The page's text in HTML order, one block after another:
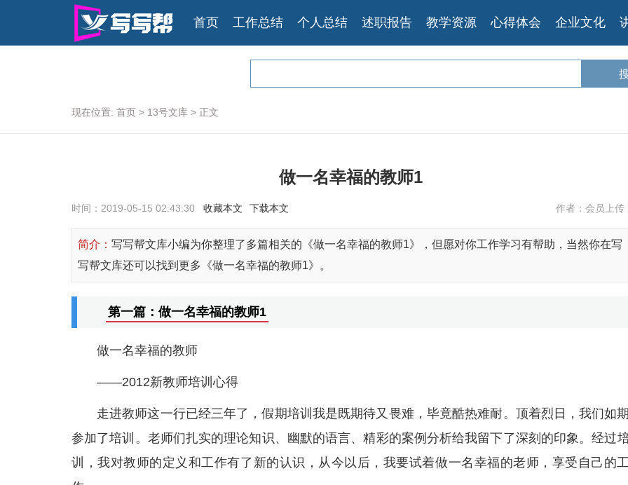
首页 工作总结 个人总结 述职报告 教学资源 心得体会 企业文化
现在位置: 首页 > 13号文库 > 正文
做一名幸福的教师1
时间：2019-05-15 02:43:30 收藏本文 下载本文 作者：会员上传
简介： 写写帮文库小编为你整理了多篇相关的《做一名幸福的教师1》，但愿对你工作学习有帮助，当然你在写
写帮文库还可以找到更多《做一名幸福的教师1》。
第一篇：做一名幸福的教师1
做一名幸福的教师
——2012新教师培训心得
走进教师这一行已经三年了，假期培训我是既期待又畏难，毕竟酷热难耐。顶着烈日，我们如期
参加了培训。老师们扎实的理论知识、幽默的语言、精彩的案例分析给我留下了深刻的印象。经过
训，我对教师的定义和工作有了新的认识，从今以后，我要试着做一名幸福的老师，享受自己的工